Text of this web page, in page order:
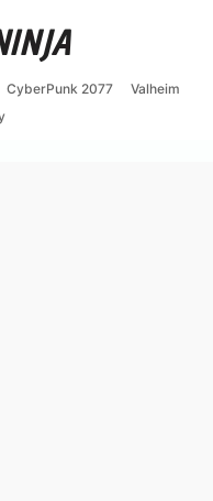
CyberPunk 2077
Valheim